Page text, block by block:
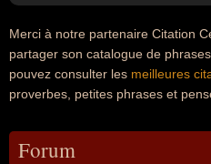
Merci à notre partenaire Citation
partager son catalogue de
pouvez consulter les meilleures
proverbes, petites phrases et
Forum